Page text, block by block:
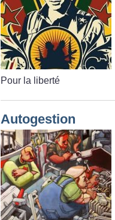
Pour la liberté
Autogestion